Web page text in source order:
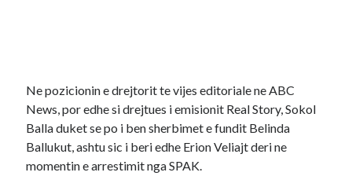
Ne pozicionin e drejtorit te vijes editoriale ne ABC
News, por edhe si drejtues i emisionit Real Story, Sokol
Balla duket se po i ben sherbimet e fundit Belinda
Ballukut, ashtu sic i beri edhe Erion Veliajt deri ne
momentin e arrestimit nga SPAK.